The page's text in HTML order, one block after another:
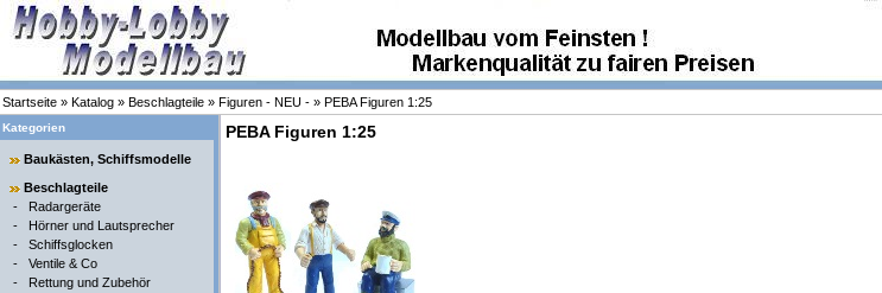
Startseite » Katalog » Beschlagteile » Figuren - NEU - » PEBA Figuren 1:25
Kategorien
Baukästen, Schiffsmodelle
Beschlagteile
- Radargeräte
- Hörner und Lautsprecher
- Schiffsglocken
- Ventile & Co
- Rettung und Zubehör
PEBA Figuren 1:25